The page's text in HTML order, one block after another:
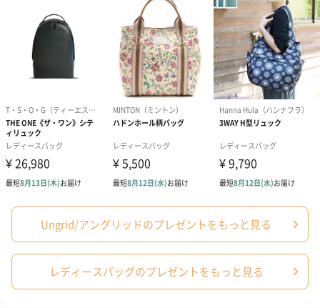
スイーツ
スイーツを同梱してお届けいたします。ギフトへの＋αにおすすめ
です。
ゼリーバウム カット
（レモン＆紅茶）（432
円）
麦わらパンダバウム
（バナナ味）（540円）
3層デザート
ェ〜国産フル
り〜 3号（864
Ungrid/アングリッドのプレゼントをもっと見る
レディースバッグのプレゼントをもっと見る